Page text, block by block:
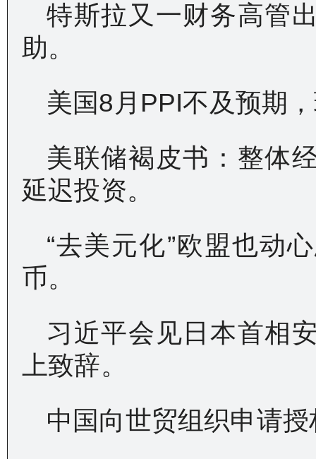
特斯拉又一财务高管
助。
美国8月PPI不及预期
美联储褐皮书：整体
延迟投资。
“去美元化”欧盟也动
币。
习近平会见日本首相
上致辞。
中国向世贸组织申请